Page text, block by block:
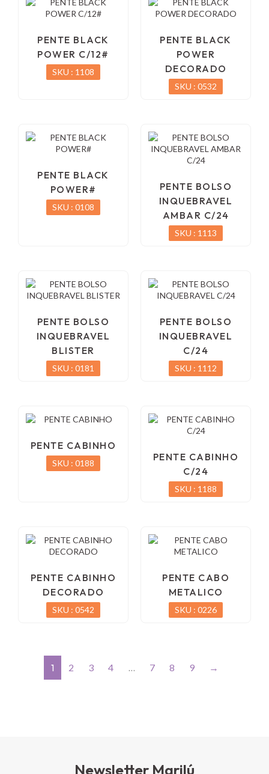
PENTE BLACK
POWER C/12#
SKU : 1108
PENTE BLACK
POWER
DECORADO
SKU : 0532
PENTE BLACK
POWER#
SKU : 0108
PENTE BOLSO
INQUEBRAVEL
AMBAR C/24
SKU : 1113
PENTE BOLSO
INQUEBRAVEL
BLISTER
SKU : 0181
PENTE BOLSO
INQUEBRAVEL
C/24
SKU : 1112
PENTE CABINHO
SKU : 0188
PENTE CABINHO
C/24
SKU : 1188
PENTE CABINHO
DECORADO
SKU : 0542
PENTE CABO
METALICO
SKU : 0226
1 2 3 4 … 7 8 9 →
Newsletter Marilú